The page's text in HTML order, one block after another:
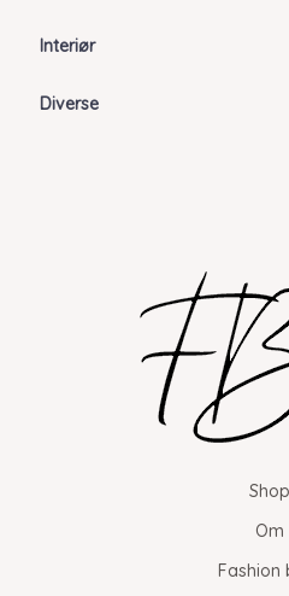
Interiør
Diverse
Shop
Om
Fashion